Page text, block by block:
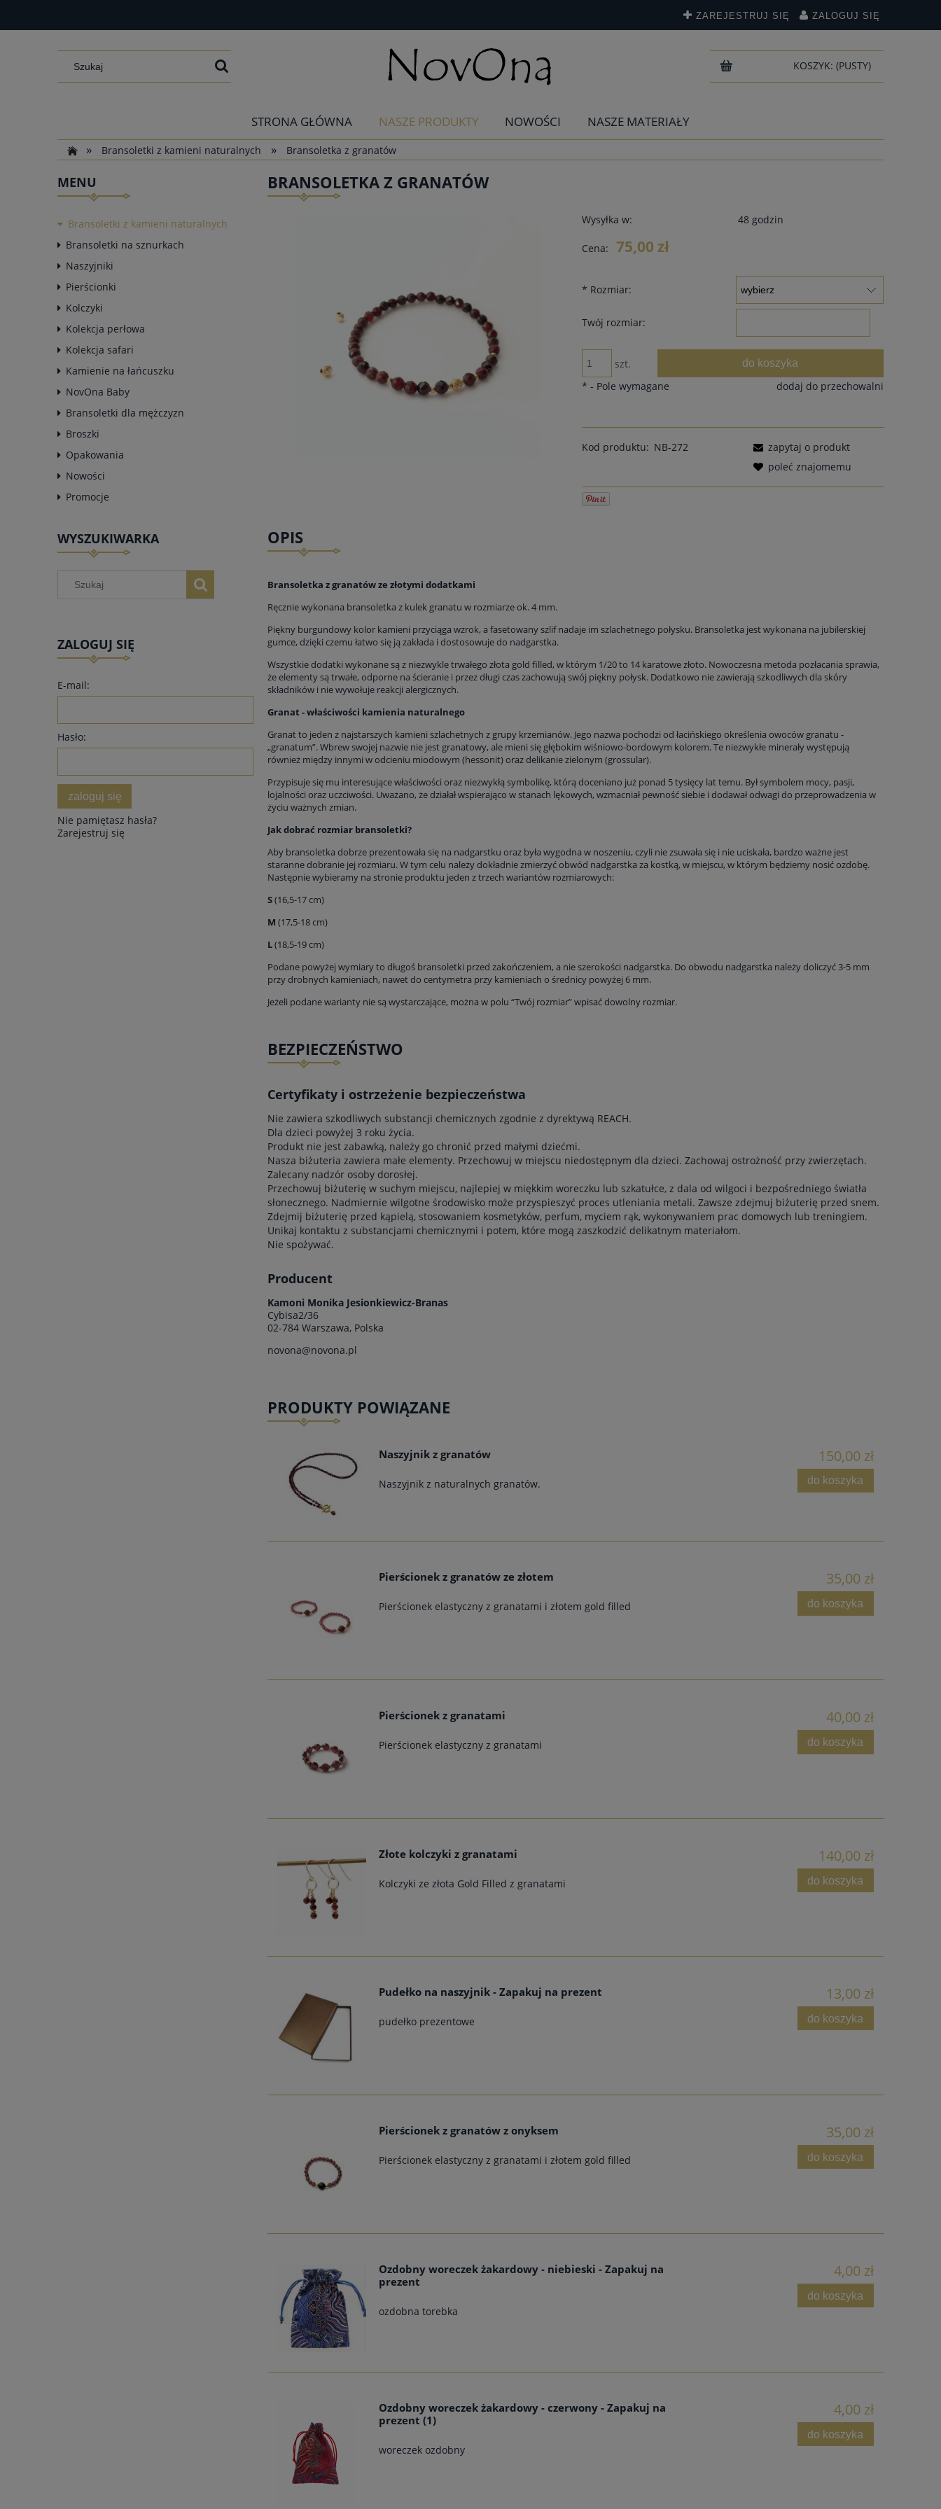
ZAREJESTRUJ SIĘ ZALOGUJ SIĘ
KOSZYK: (PUSTY)
STRONA GŁÓWNA NASZE PRODUKTY NOWOŚCI
NASZE MATERIAŁY
»
Bransoletki z kamieni naturalnych » Bransoletka z granatów
MENU
Bransoletki z kamieni naturalnych
Bransoletki na sznurkach
Naszyjniki
Pierścionki
Kolczyki
Kolekcja perłowa
Kolekcja safari
Kamienie na łańcuszku
NovOna Baby
Bransoletki dla mężczyzn
Broszki
Opakowania
Nowości
Promocje
WYSZUKIWARKA
ZALOGUJ SIĘ
E-mail:
Hasło:
zaloguj się
Nie pamiętasz hasła?
Zarejestruj się
BRANSOLETKA Z GRANATÓW
Wysyłka w: 48 godzin
Cena: 75,00 zł
* Rozmiar:
Twój rozmiar:
szt. do koszyka
dodaj do przechowalni
* - Pole wymagane
Kod produktu: NB-272
zapytaj o produkt
poleć znajomemu
OPIS
Bransoletka z granatów ze złotymi dodatkami
Ręcznie wykonana bransoletka z kulek granatu w rozmiarze ok. 4 mm.
Piękny burgundowy kolor kamieni przyciąga wzrok, a fasetowany szlif nadaje im szlachetnego połysku. Bransoletka jest wykonana na jubilerskiej
gumce, dzięki czemu łatwo się ją zakłada i dostosowuje do nadgarstka.
Wszystkie dodatki wykonane są z niezwykle trwałego złota gold filled, w którym 1/20 to 14 karatowe złoto. Nowoczesna metoda pozłacania sprawia,
że elementy są trwałe, odporne na ścieranie i przez długi czas zachowują swój piękny połysk. Dodatkowo nie zawierają szkodliwych dla skóry
składników i nie wywołuje reakcji alergicznych.
Granat - właściwości kamienia naturalnego
Granat to jeden z najstarszych kamieni szlachetnych z grupy krzemianów. Jego nazwa pochodzi od łacińskiego określenia owoców granatu -
„granatum”. Wbrew swojej nazwie nie jest granatowy, ale mieni się głębokim wiśniowo-bordowym kolorem. Te niezwykłe minerały występują
również między innymi w odcieniu miodowym (hessonit) oraz delikanie zielonym (grossular).
Przypisuje się mu interesujące właściwości oraz niezwykłą symbolikę, którą doceniano już ponad 5 tysięcy lat temu. Był symbolem mocy, pasji,
lojalności oraz uczciwości. Uważano, że działał wspierająco w stanach lękowych, wzmacniał pewność siebie i dodawał odwagi do przeprowadzenia w
życiu ważnych zmian.
Jak dobrać rozmiar bransoletki?
Aby bransoletka dobrze prezentowała się na nadgarstku oraz była wygodna w noszeniu, czyli nie zsuwała się i nie uciskała, bardzo ważne jest
staranne dobranie jej rozmiaru. W tym celu należy dokładnie zmierzyć obwód nadgarstka za kostką, w miejscu, w którym będziemy nosić ozdobę.
Następnie wybieramy na stronie produktu jeden z trzech wariantów rozmiarowych:
S(16,5-17 cm)
M (17,5-18 cm)
L(18,5-19 cm)
Podane powyżej wymiary to długoś bransoletki przed zakończeniem, a nie szerokości nadgarstka. Do obwodu nadgarstka należy doliczyć 3-5 mm
przy drobnych kamieniach, nawet do centymetra przy kamieniach o średnicy powyżej 6 mm.
Jeżeli podane warianty nie są wystarczające, można w polu “Twój rozmiar” wpisać dowolny rozmiar.
BEZPIECZEŃSTWO
Certyfikaty i ostrzeżenie bezpieczeństwa
Nie zawiera szkodliwych substancji chemicznych zgodnie z dyrektywą REACH.
Dla dzieci powyżej 3 roku życia.
Produkt nie jest zabawką, należy go chronić przed małymi dziećmi.
Nasza biżuteria zawiera małe elementy. Przechowuj w miejscu niedostępnym dla dzieci. Zachowaj ostrożność przy zwierzętach.
Zalecany nadzór osoby dorosłej.
Przechowuj biżuterię w suchym miejscu, najlepiej w miękkim woreczku lub szkatułce, z dala od wilgoci i bezpośredniego światła
słonecznego. Nadmiernie wilgotne środowisko może przyspieszyć proces utleniania metali. Zawsze zdejmuj biżuterię przed snem.
Zdejmij biżuterię przed kąpielą, stosowaniem kosmetyków, perfum, myciem rąk, wykonywaniem prac domowych lub treningiem.
Unikaj kontaktu z substancjami chemicznymi i potem, które mogą zaszkodzić delikatnym materiałom.
Nie spożywać.
Producent
Kamoni Monika Jesionkiewicz-Branas
Cybisa2/36
02-784 Warszawa, Polska
novona@novona.pl
PRODUKTY POWIĄZANE
Naszyjnik z granatów
Naszyjnik z naturalnych granatów.
150,00 zł
do koszyka
Pierścionek z granatów ze złotem
Pierścionek elastyczny z granatami i złotem gold filled
35,00 zł
do koszyka
Pierścionek z granatami
Pierścionek elastyczny z granatami
40,00 zł
do koszyka
Złote kolczyki z granatami
Kolczyki ze złota Gold Filled z granatami
140,00 zł
do koszyka
Pudełko na naszyjnik - Zapakuj na prezent
pudełko prezentowe
13,00 zł
do koszyka
Pierścionek z granatów z onyksem
Pierścionek elastyczny z granatami i złotem gold filled
35,00 zł
do koszyka
Ozdobny woreczek żakardowy - niebieski - Zapakuj na
prezent
ozdobna torebka
4,00 zł
do koszyka
Ozdobny woreczek żakardowy - czerwony - Zapakuj na
prezent (1)
woreczek ozdobny
4,00 zł
do koszyka